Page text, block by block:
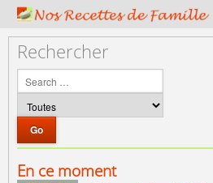
Rechercher
En ce moment